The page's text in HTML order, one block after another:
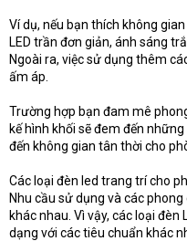
Ví dụ, nếu bạn thích không
LED trần đơn giản, ánh sáng
Ngoài ra, việc sử dụng thêm
ấm áp.
Trường hợp bạn đam mê
kế hình khối sẽ đem đến
đến không gian tân thời cho
Các loại đèn led trang trí cho
Nhu cầu sử dụng và các
khác nhau. Vì vậy, các loại
dạng với các tiêu chuẩn khác